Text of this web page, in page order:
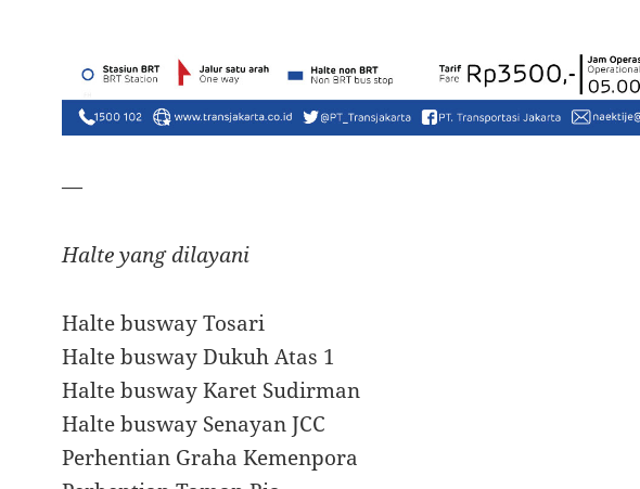
—
Halte yang dilayani
Halte busway Tosari
Halte busway Dukuh Atas 1
Halte busway Karet Sudirman
Halte busway Senayan JCC
Perhentian Graha Kemenpora